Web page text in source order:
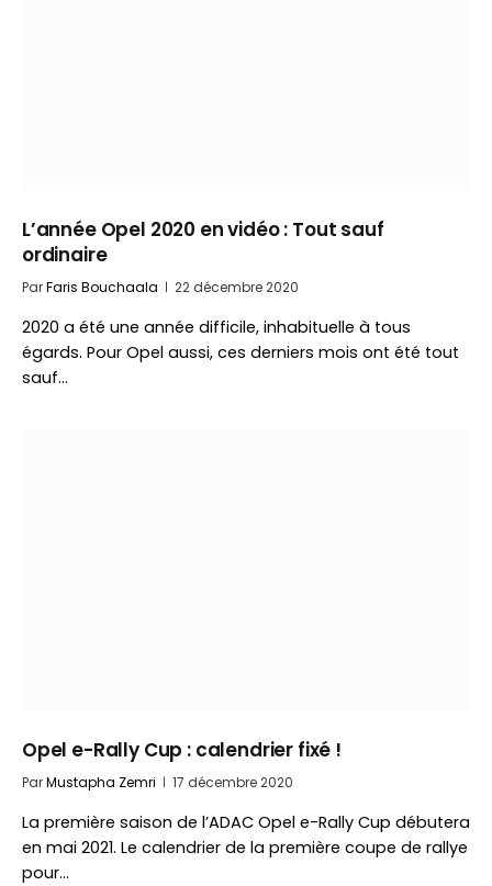
L’année Opel 2020 en vidéo : Tout sauf
ordinaire
ParFaris Bouchaala 22 décembre 2020
2020 a été une année difficile, inhabituelle à tous
égards. Pour Opel aussi, ces derniers mois ont été tout
sauf…
Opel e-Rally Cup : calendrier fixé !
ParMustapha Zemri 17 décembre 2020
La première saison de l’ADAC Opel e-Rally Cup débutera
en mai 2021. Le calendrier de la première coupe de rallye
pour…